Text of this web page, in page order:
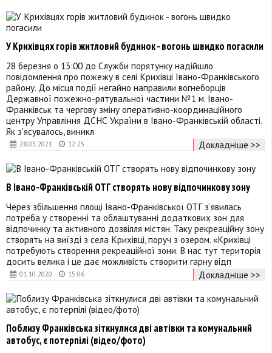
28.03.2021 12:25
У Крихівцях горів житловий будинок - вогонь швидко погасили
28 березня о 13:00 до Служби порятунку надійшло
повідомлення про пожежу в селі Крихівці Івано-Франківського
району. До місця події негайно направили вогнеборців
Державної пожежно-рятувальної частини №1 м. Івано-
Франківськ та чергову зміну оперативно-координаційного
центру Управління ДСНС України в Івано-Франківській області.
Як з'ясувалось, виникл
Докладніше >>
01.10.2020 15:06
В Івано-Франківській ОТГ створять нову відпочинкову зону
Через збільшення площі Івано-Франківської ОТГ з’явилась
потреба у створенні та облаштуванні додаткових зон для
відпочинку та активного дозвілля містян. Таку рекреаційну зону
створять на виїзді з села Крихівці, поруч з озером. «Крихівці
потребують створення рекреаційної зони. В нас тут територія
досить велика і це дає можливість створити гарну відп
Докладніше >>
Поблизу Франківська зіткнулися дві автівки та комунальний
автобус, є потерпілі (відео/фото)